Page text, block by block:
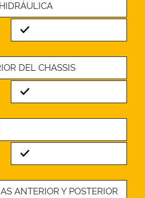
Standard
DEL CHASSIS
Standard
Standard
ANTERIOR Y POSTERIOR